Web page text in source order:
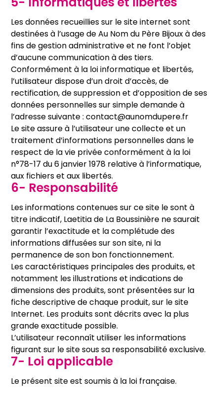
Les données recueillies sur le site internet sont
destinées à l’usage de Au Nom du Père Bijoux à des
fins de gestion administrative et ne font l’objet
d’aucune communication à des tiers.
Conformément à la loi informatique et libertés,
l’utilisateur dispose d’un droit d’accès, de
rectification, de suppression et d’opposition de ses
données personnelles sur simple demande à
l’adresse suivante : contact@aunomdupere.fr
Le site assure à l’utilisateur une collecte et un
traitement d’informations personnelles dans le
respect de la vie privée conformément à la loi
n°78-17 du 6 janvier 1978 relative à l’informatique,
aux fichiers et aux libertés.
6- Responsabilité
Les informations contenues sur ce site le sont à
titre indicatif, Laetitia de La Boussinière ne saurait
garantir l’exactitude et la complétude des
informations diffusées sur son site, ni la
permanence de son bon fonctionnement.
Les caractéristiques principales des produits, et
notamment les illustrations et indications de
dimensions des produits, sont présentées sur la
fiche descriptive de chaque produit, sur le site
Internet. Les produits sont décrits avec la plus
grande exactitude possible.
L’utilisateur reconnaît utiliser les informations
figurant sur le site sous sa responsabilité exclusive.
7- Loi applicable
Le présent site est soumis à la loi française.